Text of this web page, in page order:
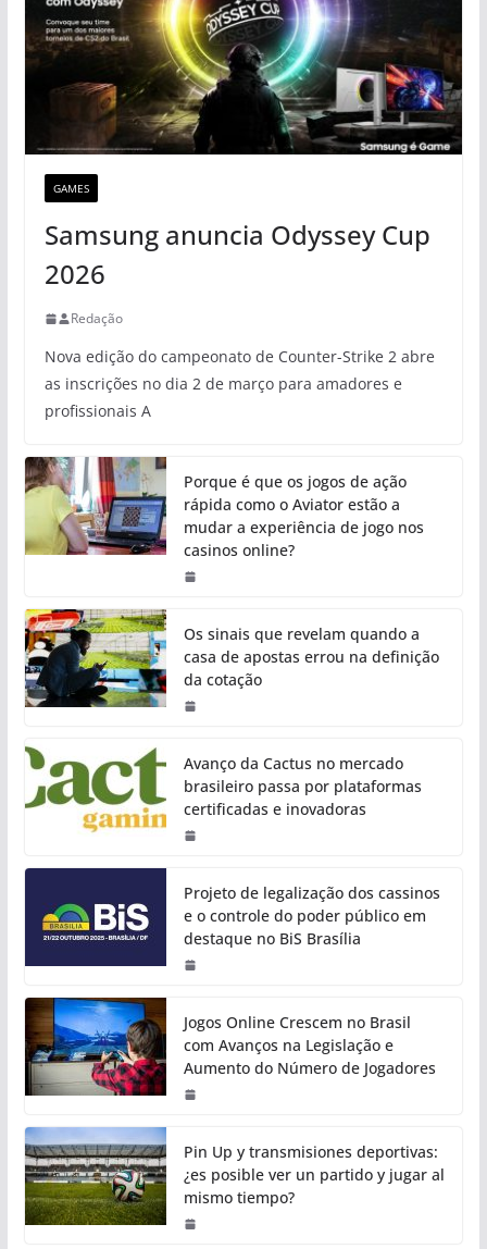
GAMES
Samsung anuncia Odyssey Cup
2026
Redação
Nova edição do campeonato de Counter-Strike 2 abre
as inscrições no dia 2 de março para amadores e
profissionais A
Porque é que os jogos de ação
rápida como o Aviator estão a
mudar a experiência de jogo nos
casinos online?
Os sinais que revelam quando a
casa de apostas errou na definição
da cotação
Avanço da Cactus no mercado
brasileiro passa por plataformas
certificadas e inovadoras
Projeto de legalização dos cassinos
e o controle do poder público em
destaque no BiS Brasília
Jogos Online Crescem no Brasil
com Avanços na Legislação e
Aumento do Número de Jogadores
Pin Up y transmisiones deportivas:
¿es posible ver un partido y jugar al
mismo tiempo?